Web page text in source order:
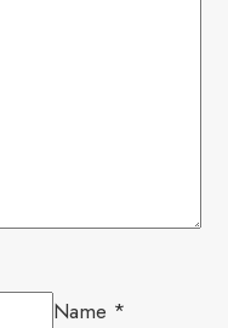
Name *